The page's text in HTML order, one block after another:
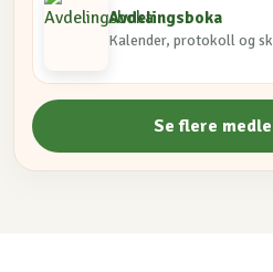
Avdelingsboka
Kalender, protokoll og
Se flere